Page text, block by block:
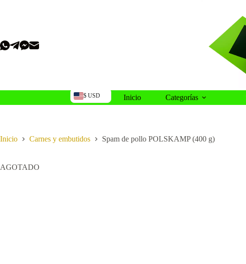
$ USD Inicio Categorías
Inicio Carnes y embutidos Spam de pollo POLSKAMP (400 g)
AGOTADO